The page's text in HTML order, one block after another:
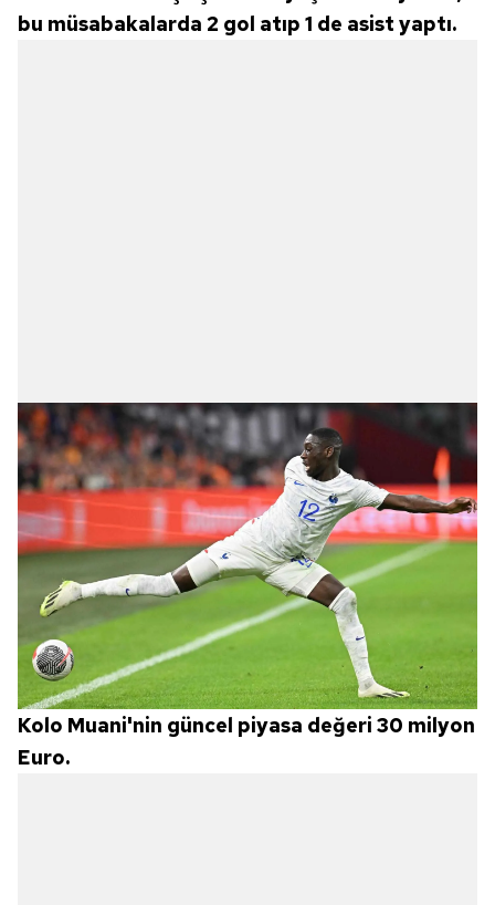
bu müsabakalarda 2 gol atıp 1 de asist yaptı.
Kolo Muani'nin güncel piyasa değeri 30 milyon
Euro.